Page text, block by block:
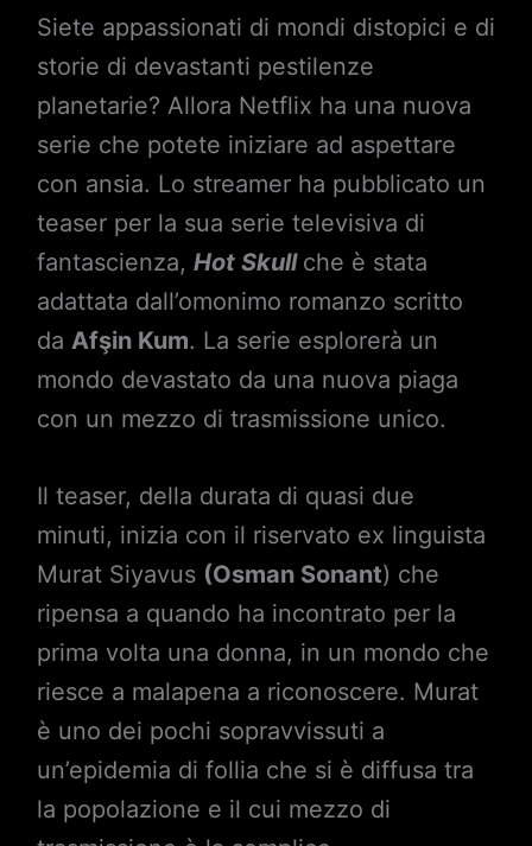
Siete appassionati di mondi distopici e di
storie di devastanti pestilenze
planetarie? Allora Netflix ha una nuova
serie che potete iniziare ad aspettare
con ansia. Lo streamer ha pubblicato un
teaser per la sua serie televisiva di
fantascienza, Hot Skull che è stata
adattata dall’omonimo romanzo scritto
da Afşin Kum. La serie esplorerà un
mondo devastato da una nuova piaga
con un mezzo di trasmissione unico.
Il teaser, della durata di quasi due
minuti, inizia con il riservato ex linguista
Murat Siyavus (Osman Sonant) che
ripensa a quando ha incontrato per la
prima volta una donna, in un mondo che
riesce a malapena a riconoscere. Murat
è uno dei pochi sopravvissuti a
un’epidemia di follia che si è diffusa tra
la popolazione e il cui mezzo di